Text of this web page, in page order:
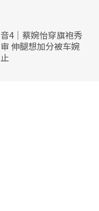
4｜蔡婉怡穿旗袍秀
伸腿想加分被车婉